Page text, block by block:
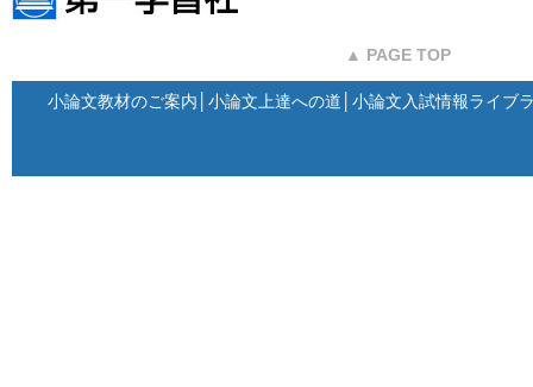
▲ PAGE TOP
小論文教材のご案内 小論文上達への道 小論文入試情報ライブ